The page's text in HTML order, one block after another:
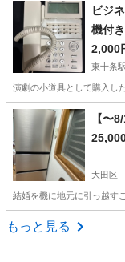
東京 江東区 東陽
ビジ
機付き
2,000
東十条駅
演劇の小道具として購入し
東京 北区 東十条駅
【〜
大田区
結婚を機に地元に引っ越す
東京 大田区
もっと見る